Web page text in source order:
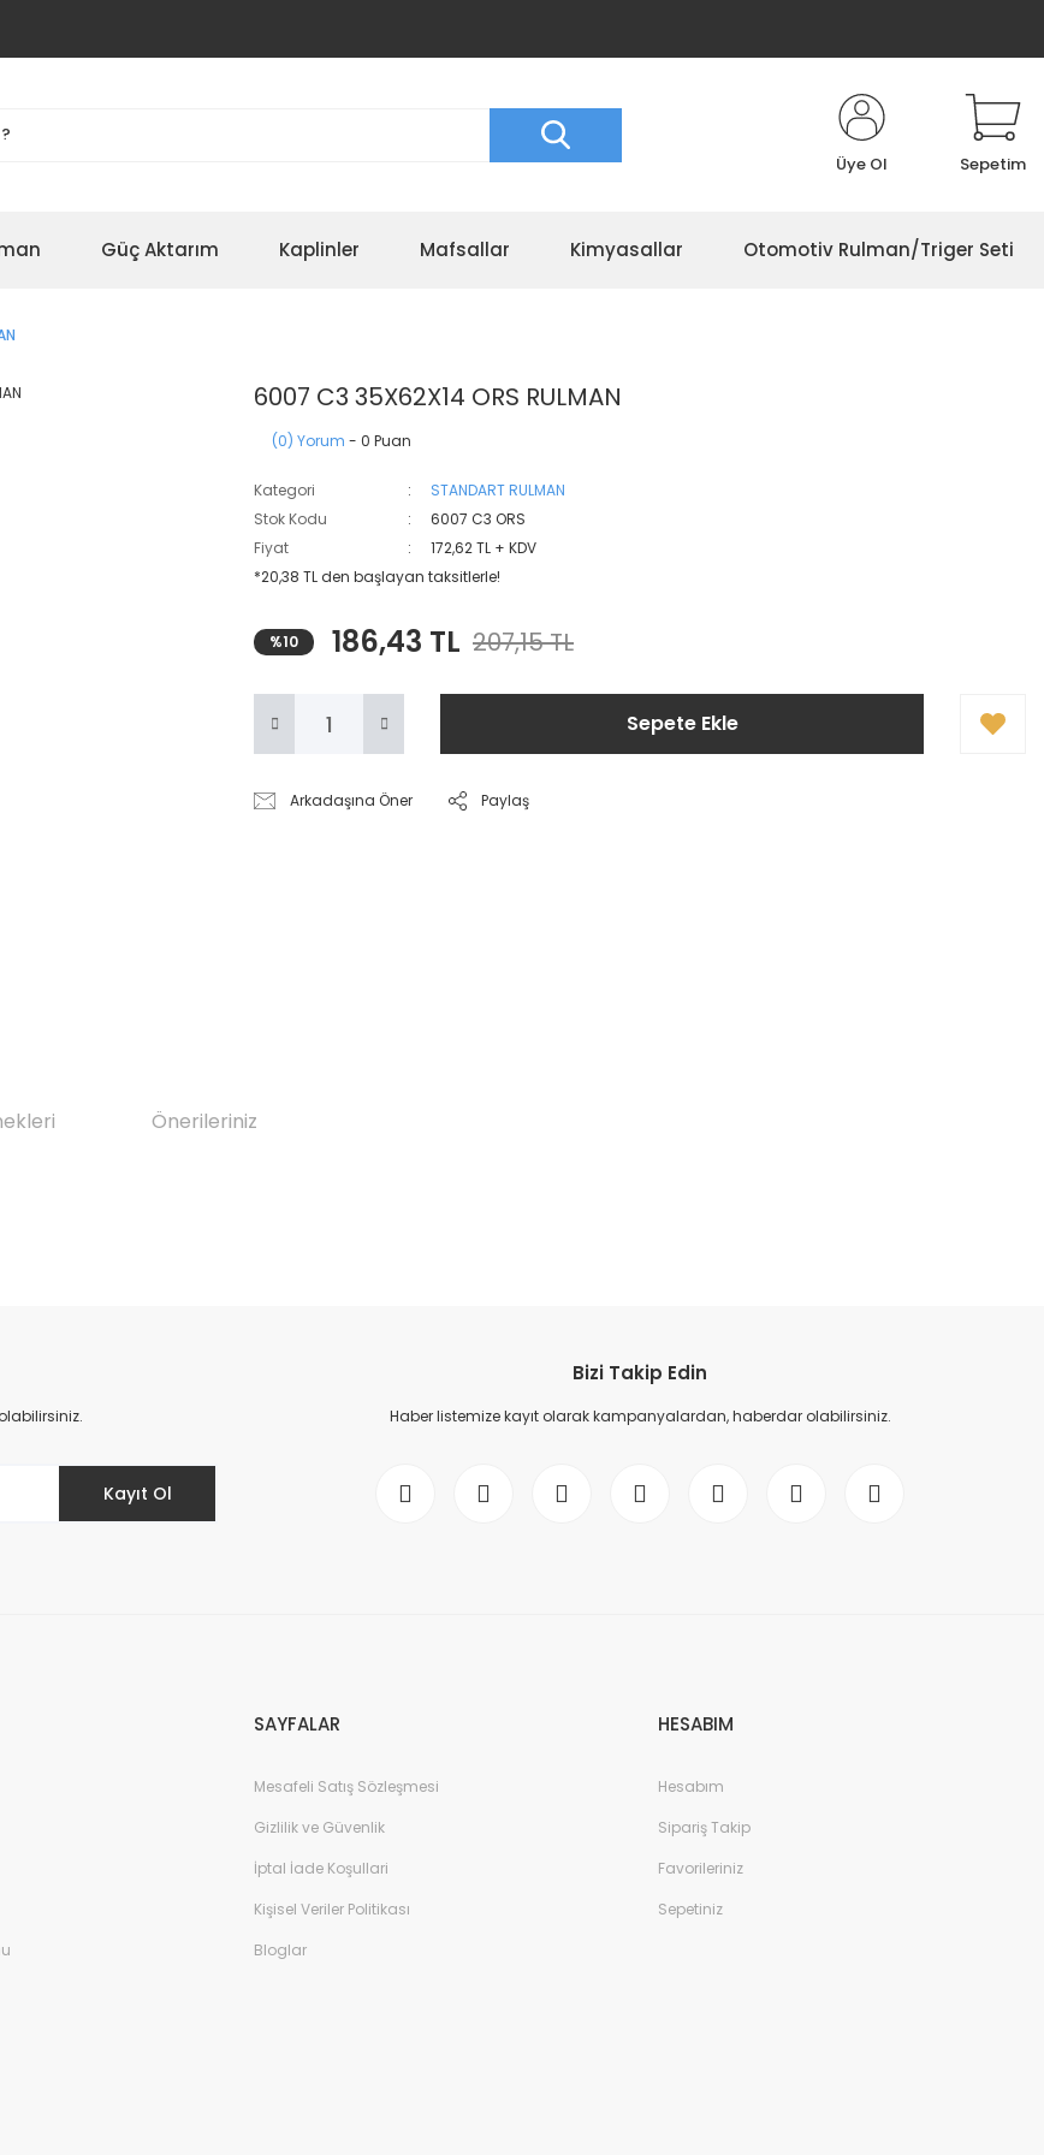
Üye Ol Sepetim
Güç Aktarım Kaplinler Mafsallar Kimyasallar Otomotiv Rulman/Triger Seti
6007 C3 35X62X14 ORS RULMAN
(0) Yorum - 0 Puan
Kategori
STANDART RULMAN
Stok Kodu
6007 C3 ORS
Fiyat
172,62 TL + KDV
*20,38 TL den başlayan taksitlerle!
%10 186,43 TL 207,15 TL
Sepete Ekle
Arkadaşına Öner Paylaş
Önerileriniz
Kayıt Ol
Bizi Takip Edin
Haber listemize kayıt olarak kampanyalardan, haberdar olabilirsiniz.
SAYFALAR
Mesafeli Satış Sözleşmesi
Gizlilik ve Güvenlik
İptal İade Koşullari
Kişisel Veriler Politikası
Bloglar
HESABIM
Hesabım
Sipariş Takip
Favorileriniz
Sepetiniz